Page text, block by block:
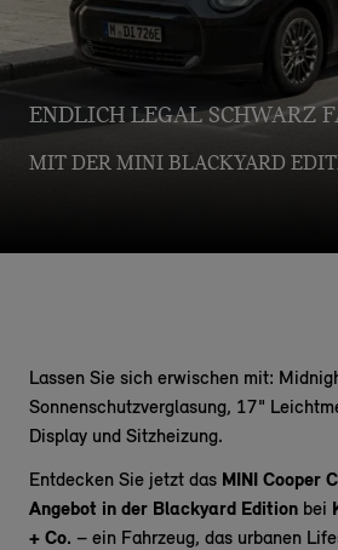
ENDLICH LEGAL SCHWARZ
MIT DER MINI BLACKYARD
Lassen Sie sich erwischen mit:
Sonnenschutzverglasung, 17"
Display und Sitzheizung.
Entdecken Sie jetzt das MINI Cooper
Angebot in der Blackyard Edition bei
+ Co. – ein Fahrzeug, das urbanen